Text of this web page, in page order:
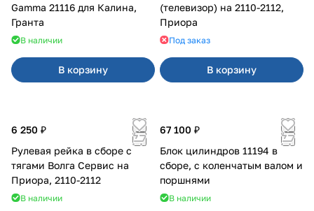
Gamma 21116 для Калина,
Гранта
В наличии
В корзину
(телевизор) на 2110-2112,
Приора
Под заказ
В корзину
6 250 ₽
Рулевая рейка в сборе с
тягами Волга Сервис на
Приора, 2110-2112
В наличии
67 100 ₽
Блок цилиндров 11194 в
сборе, с коленчатым валом и
поршнями
В наличии